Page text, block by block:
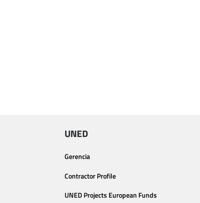
UNED
Gerencia
Contractor Profile
UNED Projects European Funds